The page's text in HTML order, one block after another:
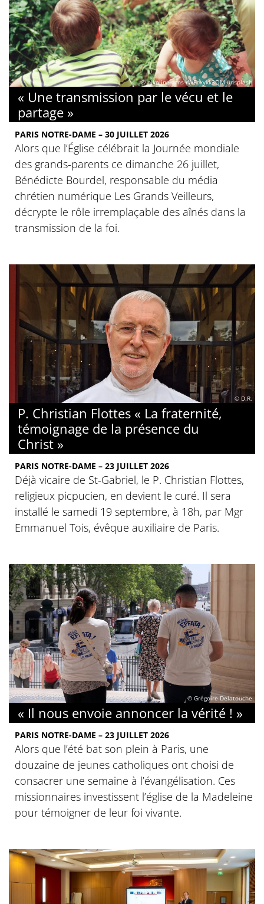
© nikoline-arns-rWFpxykk3QM-unsplash
« Une transmission par le vécu et le
partage »
PARIS NOTRE-DAME – 30 JUILLET 2026
Alors que l’Église célébrait la Journée mondiale
des grands-parents ce dimanche 26 juillet,
Bénédicte Bourdel, responsable du média
chrétien numérique Les Grands Veilleurs,
décrypte le rôle irremplaçable des aînés dans la
transmission de la foi.
© D.R.
P. Christian Flottes « La fraternité,
témoignage de la présence du
Christ »
PARIS NOTRE-DAME – 23 JUILLET 2026
Déjà vicaire de St-Gabriel, le P. Christian Flottes,
religieux picpucien, en devient le curé. Il sera
installé le samedi 19 septembre, à 18h, par Mgr
Emmanuel Tois, évêque auxiliaire de Paris.
© Grégoire Delatouche
« Il nous envoie annoncer la vérité ! »
PARIS NOTRE-DAME – 23 JUILLET 2026
Alors que l’été bat son plein à Paris, une
douzaine de jeunes catholiques ont choisi de
consacrer une semaine à l’évangélisation. Ces
missionnaires investissent l’église de la Madeleine
pour témoigner de leur foi vivante.